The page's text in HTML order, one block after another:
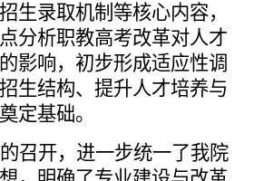
生录取机制等核心内容，
分析职教高考改革对人才
影响，初步形成适应性调
生结构、提升人才培养与
定基础。
召开，进一步统一了我院